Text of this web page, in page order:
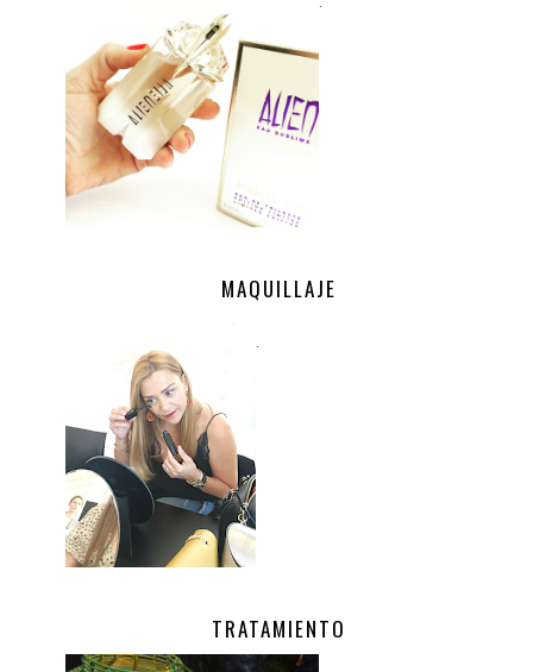
MAQUILLAJE
TRATAMIENTO